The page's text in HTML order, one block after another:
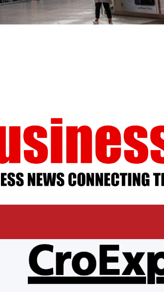
IMPRESSUM AGB